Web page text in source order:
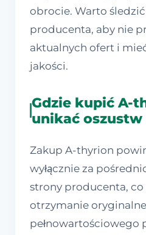
obrocie. Warto
producenta, aby nie
aktualnych ofert i
jakości.
Gdzie kupić A-
unikać oszustw
Zakup A-thyrion
wyłącznie za
strony producenta,
otrzymanie
pełnowartościowego